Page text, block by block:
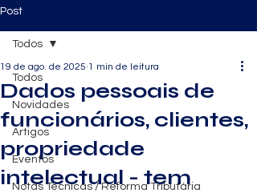
Post
Todos
Novidades
Artigos
Eventos
Notas Técnicas / Reforma Tributária
Todos
Dados pessoais de
funcionários, clientes,
propriedade
intelectual - tem
19 de ago. de 2025 1 min de leitura